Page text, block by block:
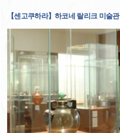
【센고쿠하라】하코네 랄리크 미술관